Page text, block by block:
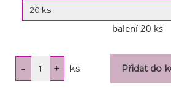
balení 20 ks
ks